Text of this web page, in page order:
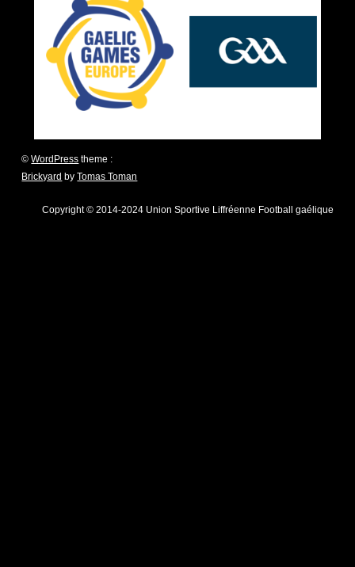
©WordPress theme :
Brickyard byTomas Toman
Copyright © 2014-2024 Union Sportive Liffréenne Football gaélique